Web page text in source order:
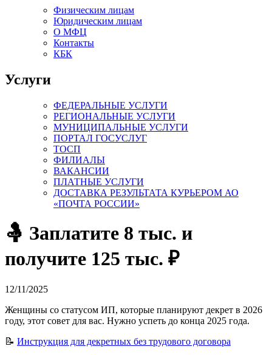
Физическим лицам
Юридическим лицам
О МФЦ
Контакты
КБК
Услуги
ФЕДЕРАЛЬНЫЕ УСЛУГИ
РЕГИОНАЛЬНЫЕ УСЛУГИ
МУНИЦИПАЛЬНЫЕ УСЛУГИ
ПОРТАЛ ГОСУСЛУГ
ТОСП
ФИЛИАЛЫ
ВАКАНСИИ
ПЛАТНЫЕ УСЛУГИ
ДОСТАВКА РЕЗУЛЬТАТА КУРЬЕРОМ АО
«ПОЧТА РОССИИ»
🤱 Заплатите 8 тыс. и
получите 125 тыс. ₽
12/11/2025
Женщины со статусом ИП, которые планируют декрет в 2026
году, этот совет для вас. Нужно успеть до конца 2025 года.
📝 Инструкция для декретных без трудового договора